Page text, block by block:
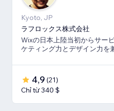
Kyoto, JP
ラフロックス株式会社
Wixの日本上陸当初からサー
ケティング力とデザイン力を
4,9 (21)
Chỉ từ 340 $